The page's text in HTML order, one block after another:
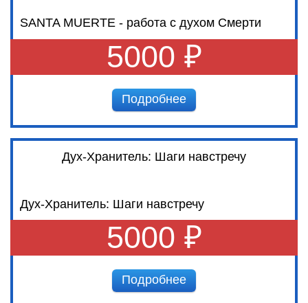
SANTA MUERTE - работа с духом Смерти
5000 ₽
Подробнее
Дух-Хранитель: Шаги навстречу
Дух-Хранитель: Шаги навстречу
5000 ₽
Подробнее